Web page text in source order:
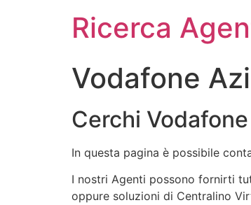
Ricerca
Vodafone
Cerchi
In questa pagina è possibile
I nostri Agenti possono fornirti
oppure soluzioni di Centralino